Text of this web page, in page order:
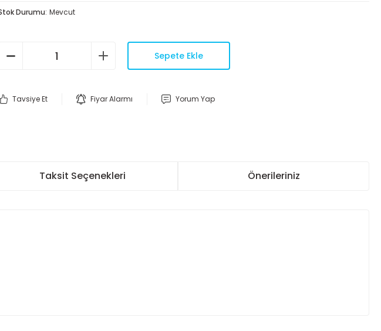
Durumu Mevcut
Sepete Ekle
Tavsiye Et Fiyar Alarmı Yorum Yap
Taksit Seçenekleri Önerileriniz